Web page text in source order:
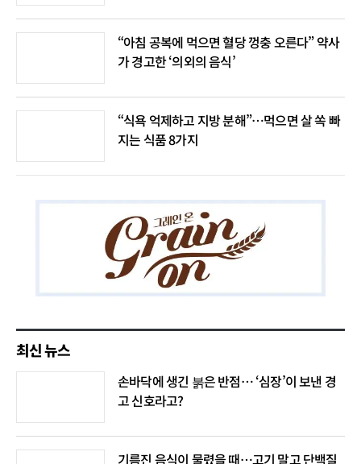
“아침 공복에 먹으면 혈당 껑충 오른다” 약사
가 경고한 ‘의외의 음식’
“식욕 억제하고 지방 분해”…먹으면 살 쏙 빠
지는 식품 8가지
최신 뉴스
손바닥에 생긴 붉은 반점… ‘심장’이 보낸 경
고 신호라고?
기름진 음식이 물렸을 때…고기 말고 단백질